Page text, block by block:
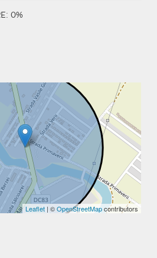
0%
Leaflet | ©OpenStreetMapcontributors